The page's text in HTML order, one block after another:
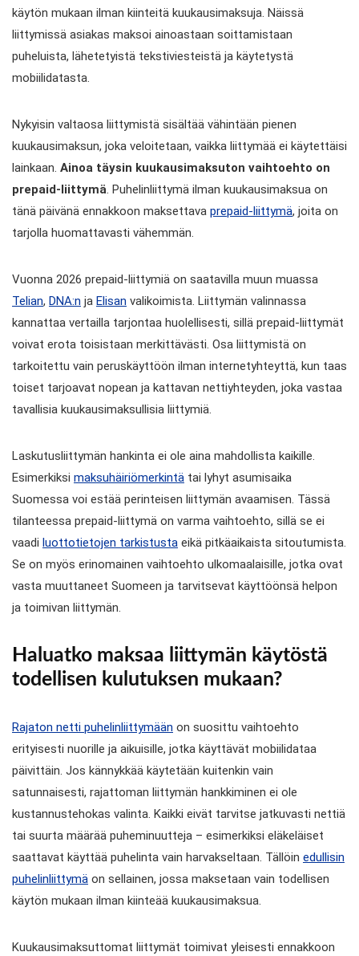
käytön mukaan ilman kiinteitä kuukausimaksuja. Näissä
liittymissä asiakas maksoi ainoastaan soittamistaan
puheluista, lähetetyistä tekstiviesteistä ja käytetystä
mobiilidatasta.
Nykyisin valtaosa liittymistä sisältää vähintään pienen
kuukausimaksun, joka veloitetaan, vaikka liittymää ei käytettäisi
lainkaan. Ainoa täysin kuukausimaksuton vaihtoehto on
prepaid-liittymä. Puhelinliittymä ilman kuukausimaksua on
tänä päivänä ennakkoon maksettava prepaid-liittymä, joita on
tarjolla huomattavasti vähemmän.
Vuonna 2026 prepaid-liittymiä on saatavilla muun muassa
Telian, DNA:n ja Elisan valikoimista. Liittymän valinnassa
kannattaa vertailla tarjontaa huolellisesti, sillä prepaid-liittymät
voivat erota toisistaan merkittävästi. Osa liittymistä on
tarkoitettu vain peruskäyttöön ilman internetyhteyttä, kun taas
toiset tarjoavat nopean ja kattavan nettiyhteyden, joka vastaa
tavallisia kuukausimaksullisia liittymiä.
Laskutusliittymän hankinta ei ole aina mahdollista kaikille.
Esimerkiksi maksuhäiriömerkintä tai lyhyt asumisaika
Suomessa voi estää perinteisen liittymän avaamisen. Tässä
tilanteessa prepaid-liittymä on varma vaihtoehto, sillä se ei
vaadi luottotietojen tarkistusta eikä pitkäaikaista sitoutumista.
Se on myös erinomainen vaihtoehto ulkomaalaisille, jotka ovat
vasta muuttaneet Suomeen ja tarvitsevat käyttöönsä helpon
ja toimivan liittymän.
Haluatko maksaa liittymän käytöstä
todellisen kulutuksen mukaan?
Rajaton netti puhelinliittymään on suosittu vaihtoehto
erityisesti nuorille ja aikuisille, jotka käyttävät mobiilidataa
päivittäin. Jos kännykkää käytetään kuitenkin vain
satunnaisesti, rajattoman liittymän hankkiminen ei ole
kustannustehokas valinta. Kaikki eivät tarvitse jatkuvasti nettiä
tai suurta määrää puheminuutteja – esimerkiksi eläkeläiset
saattavat käyttää puhelinta vain harvakseltaan. Tällöin edullisin
puhelinliittymä on sellainen, jossa maksetaan vain todellisen
käytön mukaan ilman kiinteää kuukausimaksua.
Kuukausimaksuttomat liittymät toimivat yleisesti ennakkoon